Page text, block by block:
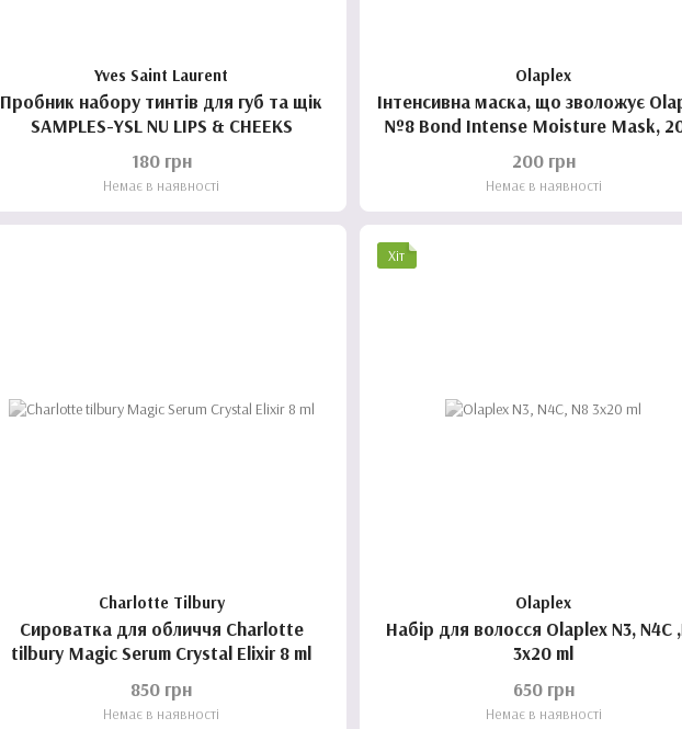
Yves Saint Laurent
Пробник набору тинтів для губ та щік
SAMPLES-YSL NU LIPS & CHEEKS
180 грн
Немає в наявності
Olaplex
Інтенсивна маска, що зволожує
№8 Bond Intense Moisture Mask,
200 грн
Немає в наявності
Charlotte Tilbury
Сироватка для обличчя Charlotte
tilbury Magic Serum Crystal Elixir 8 ml
850 грн
Немає в наявності
Хіт
Olaplex
Набір для волосся Olaplex N3, N4C
3x20 ml
650 грн
Немає в наявності